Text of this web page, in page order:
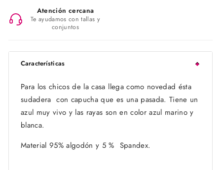
Atención cercana
Te ayudamos con tallas y
conjuntos
Características
Para los chicos de la casa llega como novedad ésta
sudadera con capucha que es una pasada. Tiene un
azul muy vivo y las rayas son en color azul marino y
blanca.
Material 95% algodón y 5 % Spandex.